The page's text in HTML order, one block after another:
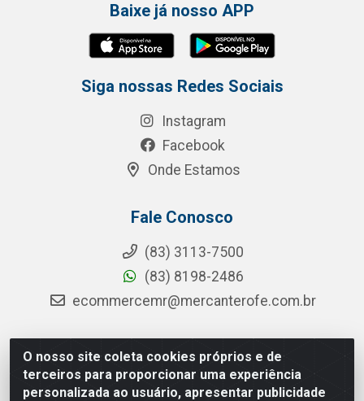
O nosso site coleta cookies próprios e de
terceiros para proporcionar uma experiência
personalizada ao usuário, apresentar publicidade
Baixe já nosso APP
Siga nossas Redes Sociais
Instagram
Facebook
Onde Estamos
Fale Conosco
(83) 3113-7500
(83) 8198-2486
ecommercemr@mercanterofe.com.br
MR Distribuidora - Rua Hortêncio Ribeiro de Luna, 3777 -
Distrito Industrial, João Pessoa/PB - CEP 58081-400 -